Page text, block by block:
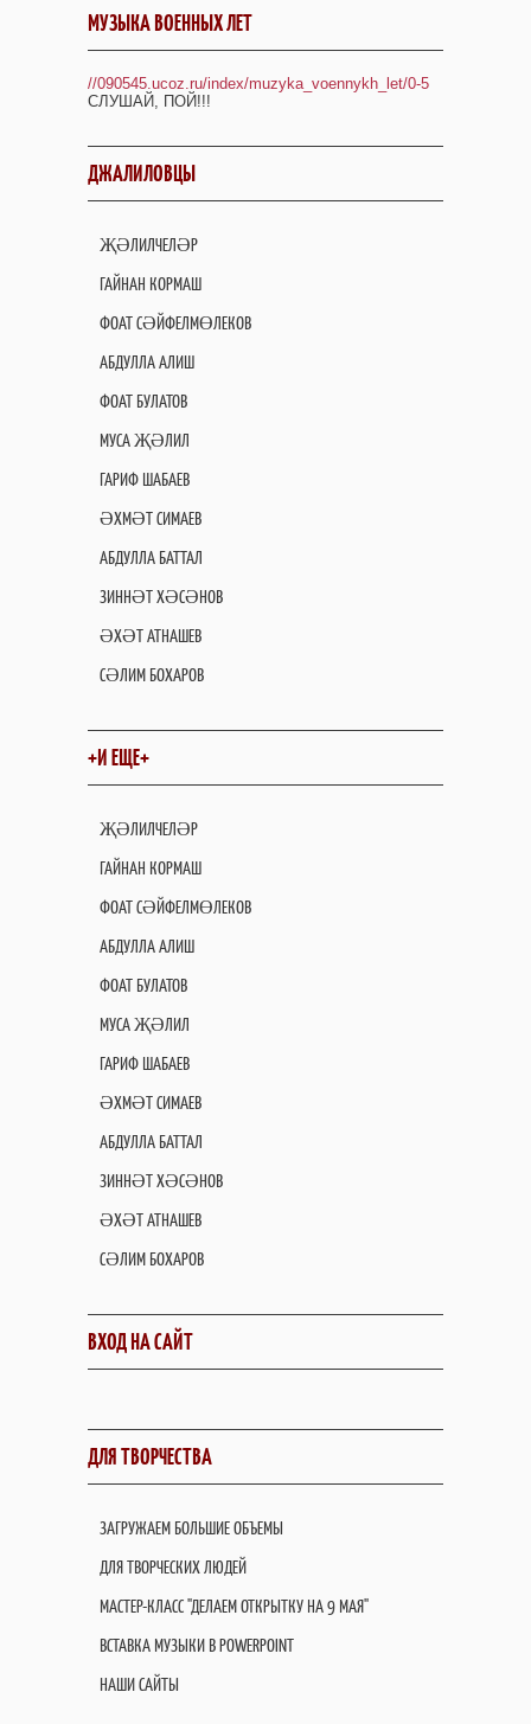
МУЗЫКА ВОЕННЫХ ЛЕТ
//090545.ucoz.ru/index/muzyka_voennykh_let/0-5
СЛУШАЙ, ПОЙ!!!
ДЖАЛИЛОВЦЫ
ҖӘЛИЛЧЕЛӘР
ГАЙНАН КОРМАШ
ФОАТ СӘЙФЕЛМӨЛЕКОВ
АБДУЛЛА АЛИШ
ФОАТ БУЛАТОВ
МУСА ҖӘЛИЛ
ГАРИФ ШАБАЕВ
ӘХМӘТ СИМАЕВ
АБДУЛЛА БАТТАЛ
ЗИННӘТ ХӘСӘНОВ
ӘХӘТ АТНАШЕВ
СӘЛИМ БОХАРОВ
+И ЕЩЕ+
ҖӘЛИЛЧЕЛӘР
ГАЙНАН КОРМАШ
ФОАТ СӘЙФЕЛМӨЛЕКОВ
АБДУЛЛА АЛИШ
ФОАТ БУЛАТОВ
МУСА ҖӘЛИЛ
ГАРИФ ШАБАЕВ
ӘХМӘТ СИМАЕВ
АБДУЛЛА БАТТАЛ
ЗИННӘТ ХӘСӘНОВ
ӘХӘТ АТНАШЕВ
СӘЛИМ БОХАРОВ
ВХОД НА САЙТ
ДЛЯ ТВОРЧЕСТВА
ЗАГРУЖАЕМ БОЛЬШИЕ ОБЪЕМЫ
ДЛЯ ТВОРЧЕСКИХ ЛЮДЕЙ
МАСТЕР-КЛАСС "ДЕЛАЕМ ОТКРЫТКУ НА 9 МАЯ"
ВСТАВКА МУЗЫКИ В POWERPOINT
НАШИ САЙТЫ